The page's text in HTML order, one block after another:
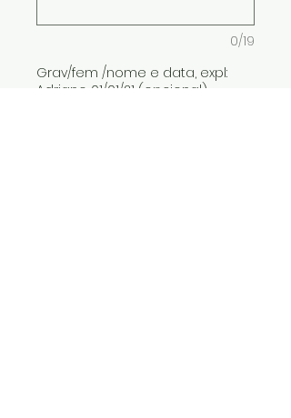
0/19
Grav/fem /nome e data, expl:
Adriano 01/01/21 (opcional)